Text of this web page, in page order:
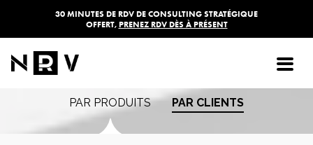
30 MINUTES DE RDV DE CONSULTING STRATÉGIQUE
OFFERT, PRENEZ RDV DÈS À PRÉSENT
Les réalisations de
l'agence NRV
PAR PRODUITS PAR CLIENTS